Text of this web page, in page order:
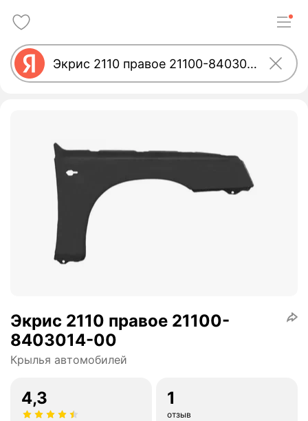
Экрис 2110 правое 21100-
8403014-00
Крылья автомобилей
4,3 1
отзыв